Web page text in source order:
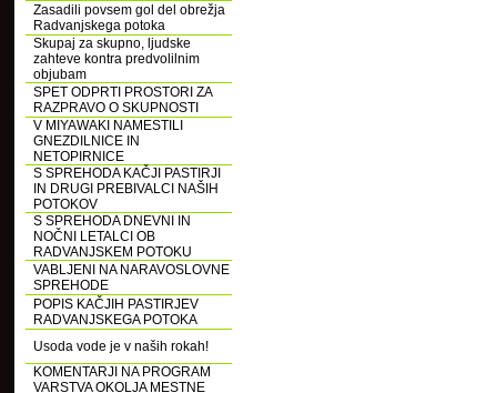
Zasadili povsem gol del obrežja
Radvanjskega potoka
Skupaj za skupno, ljudske
zahteve kontra predvolilnim
objubam
SPET ODPRTI PROSTORI ZA
RAZPRAVO O SKUPNOSTI
V MIYAWAKI NAMESTILI
GNEZDILNICE IN
NETOPIRNICE
S SPREHODA KAČJI PASTIRJI
IN DRUGI PREBIVALCI NAŠIH
POTOKOV
S SPREHODA DNEVNI IN
NOČNI LETALCI OB
RADVANJSKEM POTOKU
VABLJENI NA NARAVOSLOVNE
SPREHODE
POPIS KAČJIH PASTIRJEV
RADVANJSKEGA POTOKA
Usoda vode je v naših rokah!
KOMENTARJI NA PROGRAM
VARSTVA OKOLJA MESTNE